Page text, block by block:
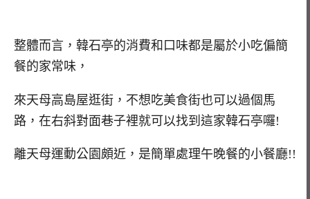
整體而言，韓石亭的消費和口味都是屬於小吃偏簡
餐的家常味，
來天母高島屋逛街，不想吃美食街也可以過個馬
路，在右斜對面巷子裡就可以找到這家韓石亭囉!
離天母運動公園頗近，是簡單處理午晚餐的小餐廳!!